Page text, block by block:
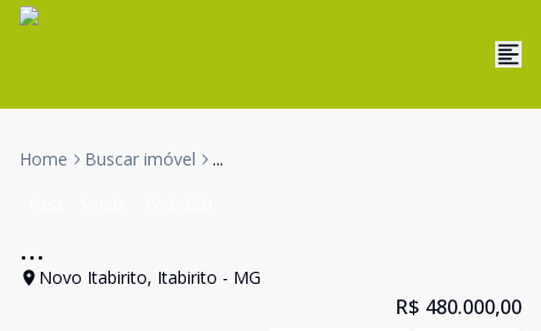
Home Buscar imóvel ...
...
Novo Itabirito, Itabirito - MG
R$ 480.000,00